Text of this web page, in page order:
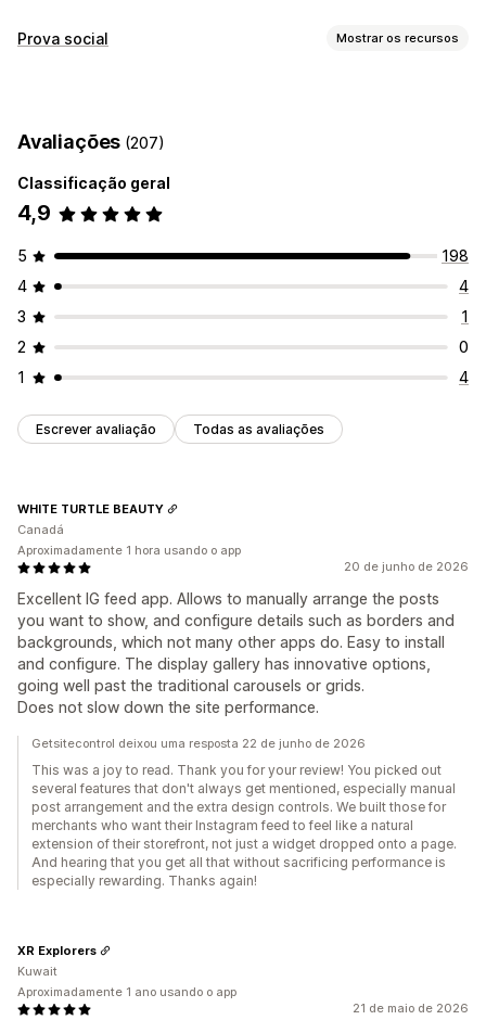
Tipos de galeria
Estilos personalizados
Responsividade para dispositivos móveis
Prova social Mostrar os recursos
Opções de exibição
Layouts automáticos
Avaliações (207)
Classificação geral
4,9
5
198
4
4
3
1
2
0
1
4
Escrever avaliação Todas as avaliações
20 de junho de 2026
Excellent IG feed app. Allows to manually arrange the posts
you want to show, and configure details such as borders and
backgrounds, which not many other apps do. Easy to install
and configure. The display gallery has innovative options,
going well past the traditional carousels or grids.
Does not slow down the site performance.
WHITE TURTLE BEAUTY
Canadá
Aproximadamente 1 hora usando o app
Getsitecontrol deixou uma resposta 22 de junho de 2026
This was a joy to read. Thank you for your review! You picked out
several features that don't always get mentioned, especially manual
post arrangement and the extra design controls. We built those for
merchants who want their Instagram feed to feel like a natural
extension of their storefront, not just a widget dropped onto a page.
And hearing that you get all that without sacrificing performance is
especially rewarding. Thanks again!
21 de maio de 2026
XR Explorers
Kuwait
Aproximadamente 1 ano usando o app